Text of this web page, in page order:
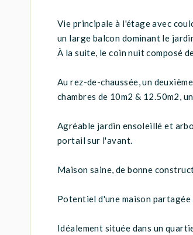
Vie principale à l'étage avec
un large balcon dominant le
À la suite, le coin nuit composé
Au rez-de-chaussée, un
chambres de 10m2 & 12.50m2,
Agréable jardin ensoleillé et
portail sur l'avant.
Maison saine, de bonne
Potentiel d'une maison partagée
Idéalement située dans un